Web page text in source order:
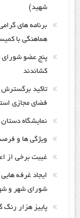
شهید)
برنامه های
هماهنگی با
پنج عضو شورای
کشاندند
تاکید برگسترش
فضای مجازی
نمایشگاه
ویژگی ها و
غیبت برخی از
ایجاد غرفه
شورای شهر و
پاییز هزار رنگ